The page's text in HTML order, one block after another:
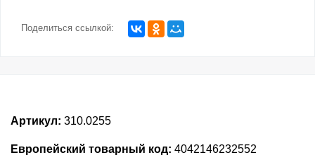
Поделиться ссылкой:
Артикул: 310.0255
Европейский товарный код: 4042146232552